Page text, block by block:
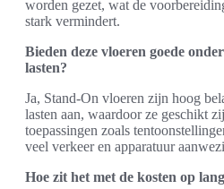
worden gezet, wat de
stark vermindert.
Bieden deze vloeren goede
lasten?
Ja, Stand-On vloeren zijn hoog
lasten aan, waardoor ze geschikt
toepassingen zoals
veel verkeer en apparatuur
Hoe zit het met de kosten op